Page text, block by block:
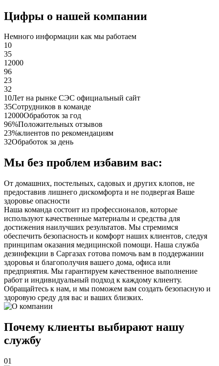
Цифры о нашей компании
Немного информации как мы работаем
10
35
12000
96
23
32
10Лет на рынке СЭС официальный сайт
35Сотрудников в команде
12000Обработок за год
96%Положительных отзывов
23%клиентов по рекомендациям
32Обработок за день
Мы без проблем избавим вас:
От домашних, постельных, садовых и других клопов, не
предоставив лишнего дискомфорта и не подвергая Ваше
здоровье опасности
Наша команда состоит из профессионалов, которые
используют качественные материалы и средства для
достижения наилучших результатов. Мы стремимся
обеспечить безопасность и комфорт наших клиентов, следуя
принципам оказания медицинской помощи. Наша служба
дезинфекции в Саргазах готова помочь вам в поддержании
здоровья и благополучия вашего дома, офиса или
предприятия. Мы гарантируем качественное выполнение
работ и индивидуальный подход к каждому клиенту.
Обращайтесь к нам, и мы поможем вам создать безопасную и
здоровую среду для вас и ваших близких.
Почему клиенты выбирают нашу
службу
01